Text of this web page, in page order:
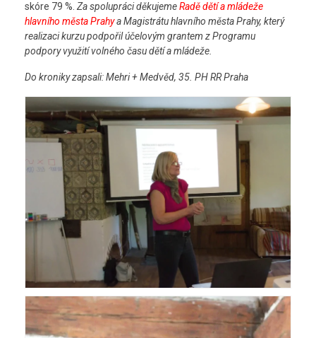
skóre 79 %. Za spolupráci děkujemeRadě dětí a mládeže
hlavního města Prahya Magistrátu hlavního města Prahy, který
realizaci kurzu podpořil účelovým grantem z Programu
podpory využití volného času dětí a mládeže.
Do kroniky zapsali: Mehri + Medvěd, 35. PH RR Praha